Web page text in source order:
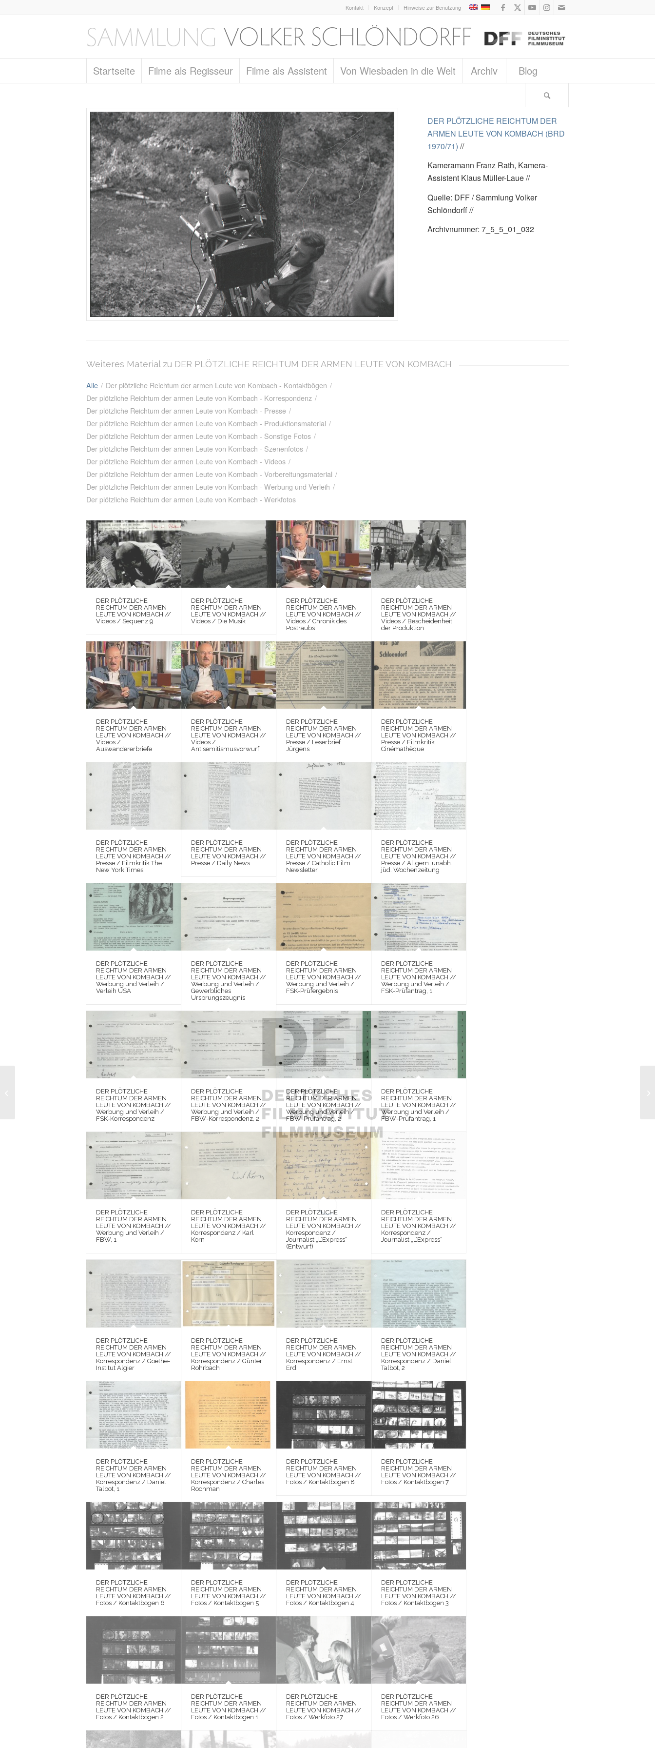
Kontakt Konzept Hinweise zur Benutzung
Startseite Filme als Regisseur Filme als Assistent Von Wiesbaden in die Welt Archiv Blog
DER PLÖTZLICHE REICHTUM DER
ARMEN LEUTE VON KOMBACH (BRD
1970/71) //
Kameramann Franz Rath, Kamera-
Assistent Klaus Müller-Laue //
Quelle: DFF / Sammlung Volker
Schlöndorff //
Archivnummer: 7_5_5_01_032
Weiteres Material zu DER PLÖTZLICHE REICHTUM DER ARMEN LEUTE VON KOMBACH
Alle / Der plötzliche Reichtum der armen Leute von Kombach - Kontaktbögen /
Der plötzliche Reichtum der armen Leute von Kombach - Korrespondenz /
Der plötzliche Reichtum der armen Leute von Kombach - Presse /
Der plötzliche Reichtum der armen Leute von Kombach - Produktionsmaterial /
Der plötzliche Reichtum der armen Leute von Kombach - Sonstige Fotos /
Der plötzliche Reichtum der armen Leute von Kombach - Szenenfotos /
Der plötzliche Reichtum der armen Leute von Kombach - Videos /
Der plötzliche Reichtum der armen Leute von Kombach - Vorbereitungsmaterial /
Der plötzliche Reichtum der armen Leute von Kombach - Werbung und Verleih /
Der plötzliche Reichtum der armen Leute von Kombach - Werkfotos
DER PLÖTZLICHE
REICHTUM DER ARMEN
LEUTE VON KOMBACH //
Videos / Sequenz 9
DER PLÖTZLICHE
REICHTUM DER ARMEN
LEUTE VON KOMBACH //
Videos / Die Musik
DER PLÖTZLICHE
REICHTUM DER ARMEN
LEUTE VON KOMBACH //
Videos / Chronik des
Postraubs
DER PLÖTZLICHE
REICHTUM DER ARMEN
LEUTE VON KOMBACH //
Videos / Bescheidenheit
der Produktion
DER PLÖTZLICHE
REICHTUM DER ARMEN
LEUTE VON KOMBACH //
Videos /
Auswandererbriefe
DER PLÖTZLICHE
REICHTUM DER ARMEN
LEUTE VON KOMBACH //
Videos /
Antisemitismusvorwurf
DER PLÖTZLICHE
REICHTUM DER ARMEN
LEUTE VON KOMBACH //
Presse / Leserbrief
Jürgens
DER PLÖTZLICHE
REICHTUM DER ARMEN
LEUTE VON KOMBACH //
Presse / Filmkritik
Cinémathèque
DER PLÖTZLICHE
REICHTUM DER ARMEN
LEUTE VON KOMBACH //
Presse / Filmkritik The
New York Times
DER PLÖTZLICHE
REICHTUM DER ARMEN
LEUTE VON KOMBACH //
Presse / Daily News
DER PLÖTZLICHE
REICHTUM DER ARMEN
LEUTE VON KOMBACH //
Presse / Catholic Film
Newsletter
DER PLÖTZLICHE
REICHTUM DER ARMEN
LEUTE VON KOMBACH //
Presse / Allgem. unabh.
jüd. Wochenzeitung
DER PLÖTZLICHE
REICHTUM DER ARMEN
LEUTE VON KOMBACH //
Werbung und Verleih /
Verleih USA
DER PLÖTZLICHE
REICHTUM DER ARMEN
LEUTE VON KOMBACH //
Werbung und Verleih /
Gewerbliches
Ursprungszeugnis
DER PLÖTZLICHE
REICHTUM DER ARMEN
LEUTE VON KOMBACH //
Werbung und Verleih /
FSK-Prüfergebnis
DER PLÖTZLICHE
REICHTUM DER ARMEN
LEUTE VON KOMBACH //
Werbung und Verleih /
FSK-Prüfantrag, 1
DER PLÖTZLICHE
REICHTUM DER ARMEN
LEUTE VON KOMBACH //
Werbung und Verleih /
FSK-Korrespondenz
DER PLÖTZLICHE
REICHTUM DER ARMEN
LEUTE VON KOMBACH //
Werbung und Verleih /
FBW-Korrespondenz, 2
DER PLÖTZLICHE
REICHTUM DER ARMEN
LEUTE VON KOMBACH //
Werbung und Verleih /
FBW-Prüfantrag, 2
DER PLÖTZLICHE
REICHTUM DER ARMEN
LEUTE VON KOMBACH //
Werbung und Verleih /
FBW-Prüfantrag, 1
DER PLÖTZLICHE
REICHTUM DER ARMEN
LEUTE VON KOMBACH //
Werbung und Verleih /
FBW, 1
DER PLÖTZLICHE
REICHTUM DER ARMEN
LEUTE VON KOMBACH //
Korrespondenz / Karl
Korn
DER PLÖTZLICHE
REICHTUM DER ARMEN
LEUTE VON KOMBACH //
Korrespondenz /
Journalist „L’Express“
(Entwurf)
DER PLÖTZLICHE
REICHTUM DER ARMEN
LEUTE VON KOMBACH //
Korrespondenz /
Journalist „L’Express“
DER PLÖTZLICHE
REICHTUM DER ARMEN
LEUTE VON KOMBACH //
Korrespondenz / Goethe-
Institut Algier
DER PLÖTZLICHE
REICHTUM DER ARMEN
LEUTE VON KOMBACH //
Korrespondenz / Günter
Rohrbach
DER PLÖTZLICHE
REICHTUM DER ARMEN
LEUTE VON KOMBACH //
Korrespondenz / Ernst
Erd
DER PLÖTZLICHE
REICHTUM DER ARMEN
LEUTE VON KOMBACH //
Korrespondenz / Daniel
Talbot, 2
DER PLÖTZLICHE
REICHTUM DER ARMEN
LEUTE VON KOMBACH //
Korrespondenz / Daniel
Talbot, 1
DER PLÖTZLICHE
REICHTUM DER ARMEN
LEUTE VON KOMBACH //
Korrespondenz / Charles
Rochman
DER PLÖTZLICHE
REICHTUM DER ARMEN
LEUTE VON KOMBACH //
Fotos / Kontaktbogen 8
DER PLÖTZLICHE
REICHTUM DER ARMEN
LEUTE VON KOMBACH //
Fotos / Kontaktbogen 7
DER PLÖTZLICHE
REICHTUM DER ARMEN
LEUTE VON KOMBACH //
Fotos / Kontaktbogen 6
DER PLÖTZLICHE
REICHTUM DER ARMEN
LEUTE VON KOMBACH //
Fotos / Kontaktbogen 5
DER PLÖTZLICHE
REICHTUM DER ARMEN
LEUTE VON KOMBACH //
Fotos / Kontaktbogen 4
DER PLÖTZLICHE
REICHTUM DER ARMEN
LEUTE VON KOMBACH //
Fotos / Kontaktbogen 3
DER PLÖTZLICHE
REICHTUM DER ARMEN
LEUTE VON KOMBACH //
Fotos / Kontaktbogen 2
DER PLÖTZLICHE
REICHTUM DER ARMEN
LEUTE VON KOMBACH //
Fotos / Kontaktbogen 1
DER PLÖTZLICHE
REICHTUM DER ARMEN
LEUTE VON KOMBACH //
Fotos / Werkfoto 27
DER PLÖTZLICHE
REICHTUM DER ARMEN
LEUTE VON KOMBACH //
Fotos / Werkfoto 26